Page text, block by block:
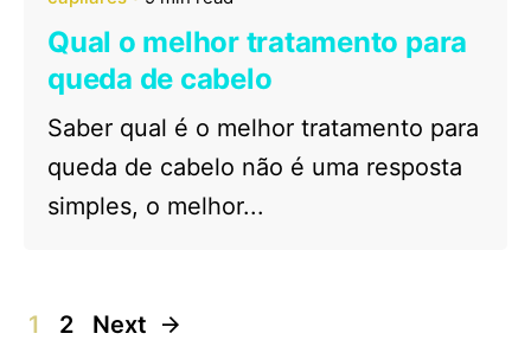
Qual o melhor tratamento para
queda de cabelo
Saber qual é o melhor tratamento para
queda de cabelo não é uma resposta
simples, o melhor...
1 2 Next